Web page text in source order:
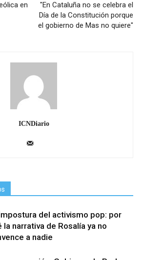
en
"En Cataluña no se celebra el
Día de la Constitución porque
el gobierno de Mas no quiere"
ICNDiario
del activismo pop: por
la narrativa de Rosalía ya no
a nadie